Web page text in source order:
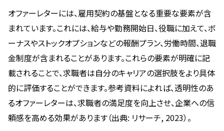
オファーレターには、雇用契約の基盤となる重要な要素が含
まれています。これには、給与や勤務開始日、役職に加えて、ボ
ーナスやストックオプションなどの報酬プラン、労働時間、退職
金制度が含まれることがあります。これらの要素が明確に記
載されることで、求職者は自分のキャリアの選択肢をより具体
的に評価することができます。参考資料によれば、透明性のあ
るオファーレターは、求職者の満足度を向上させ、企業への信
頼感を高める効果があります（出典: リサーチ, 2023）。